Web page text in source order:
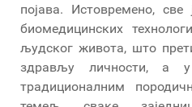
појава. Истовремено, све
биомедицинских
људског живота, што
здрављу личности,
традиционалним